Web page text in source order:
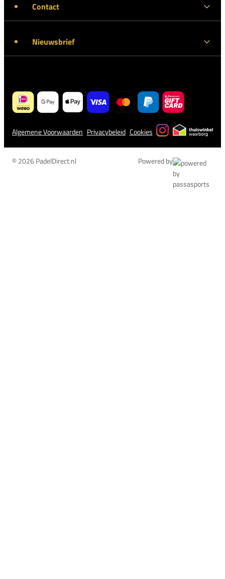
Contact
Nieuwsbrief
Algemene Voorwaarden Privacybeleid Cookies
© 2026 PadelDirect.nl Powered by